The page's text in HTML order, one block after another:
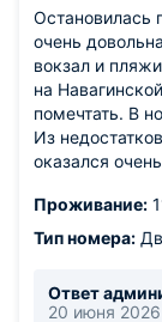
Остановилась
очень
вокзал и
на
помечтать. В
Из
оказался
Проживание:
Тип номера:
Ответ
20 июня 2026